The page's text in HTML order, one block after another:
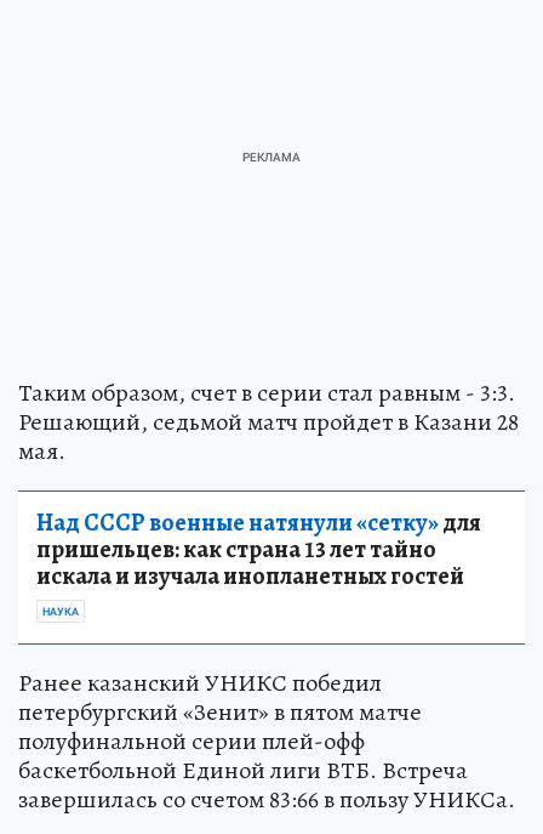
Таким образом, счет в серии стал равным - 3:3.
Решающий, седьмой матч пройдет в Казани 28
мая.
Над СССР военные натянули «сетку»для
пришельцев: как страна 13 лет тайно
искала и изучала инопланетных гостей
НАУКА
Ранее казанский УНИКС победил
петербургский «Зенит» в пятом матче
полуфинальной серии плей-офф
баскетбольной Единой лиги ВТБ. Встреча
завершилась со счетом 83:66 в пользу УНИКСа.